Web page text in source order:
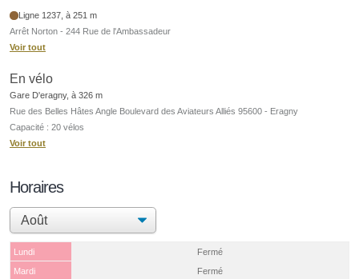
Ligne 1237, à 251 m
Arrêt Norton - 244 Rue de l'Ambassadeur
Voir tout
En vélo
Gare D'eragny, à 326 m
Rue des Belles Hâtes Angle Boulevard des Aviateurs Alliés 95600 - Eragny
Capacité : 20 vélos
Voir tout
Horaires
Lundi
Fermé
Mardi
Fermé